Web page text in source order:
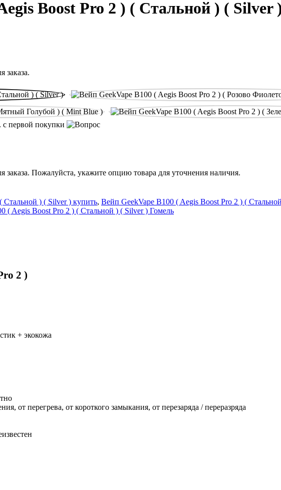
Boost Pro 2 ) ( Стальной ) ( Silver
заказа.
с первой покупки
заказа. Пожалуйста, укажите опцию товара для уточнения наличия.
Стальной ) ( Silver ) купить, Вейп GeekVape B100 ( Aegis Boost Pro 2 ) (
( Aegis Boost Pro 2 ) ( Стальной ) ( Silver ) Гомель
2 )
+ экокожа
от перегрева, от короткого замыкания, от перезаряда / переразряда